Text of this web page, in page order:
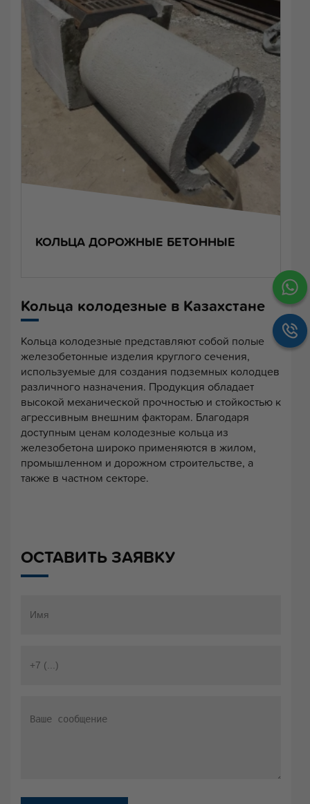
КОЛЬЦА ДОРОЖНЫЕ БЕТОННЫЕ
Кольца колодезные в Казахстане
Кольца колодезные представляют собой полые
железобетонные изделия круглого сечения,
используемые для создания подземных колодцев
различного назначения. Продукция обладает
высокой механической прочностью и стойкостью к
агрессивным внешним факторам. Благодаря
доступным ценам колодезные кольца из
железобетона широко применяются в жилом,
промышленном и дорожном строительстве, а
также в частном секторе.
ОСТАВИТЬ ЗАЯВКУ